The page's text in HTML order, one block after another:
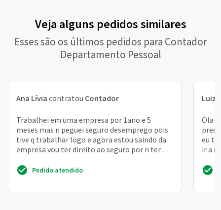
Veja alguns pedidos similares
Esses são os últimos pedidos para Contador
Departamento Pessoal
Ana Lívia contratou Contador
Trabalhei em uma empresa por 1ano e 5
meses mas n peguei seguro desemprego pois
tive q trabalhar logo e agora estou saindo da
empresa vou ter direito ao seguro por n ter
Pedido atendido
Luiz
Ola
eu
ir a